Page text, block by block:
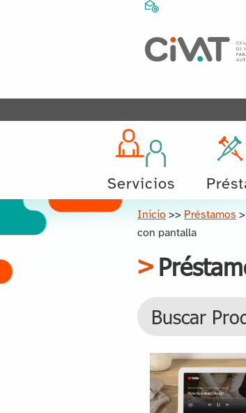
Servicios
Inicio >> Préstamos
con pantalla
Buscar